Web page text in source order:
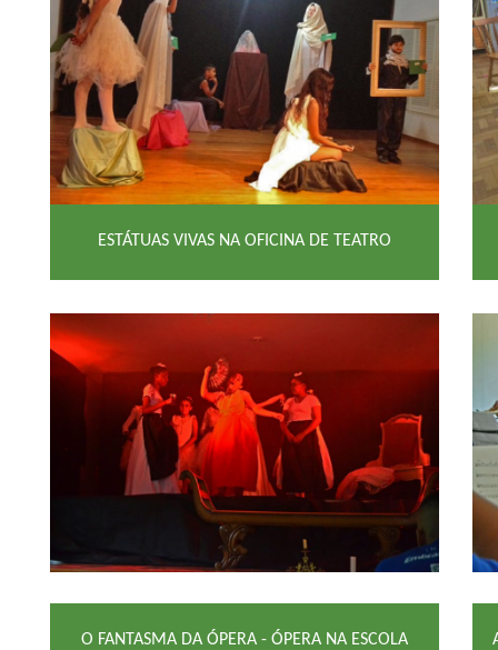
ESTÁTUAS VIVAS NA OFICINA DE TEATRO
O FANTASMA DA ÓPERA - ÓPERA NA ESCOLA